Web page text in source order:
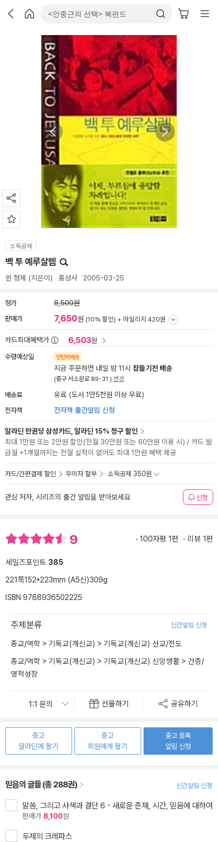
소득공제
백 투 예루살렘
윈 형제 (지은이) 홍성사 2005-03-25
정가 8,500원
판매가 7,650원 (10% 할인) + 마일리지 420원
카드최대혜택가 6,503원
수령예상일 양탄자배송
지금 주문하면 내일 밤 11시 잠들기전 배송
(중구 서소문로 89-31 ) 변경
배송료 유료 (도서 1만5천원 이상 무료)
전자책 전자책 출간알림 신청
알라딘 만권당 삼성카드, 알라딘 15% 청구 할인
최대 1만원 또는 2만원 할인(전월 30만원 또는 60만원 이용 시) / 카드 발
급월 +1개월까지는 전월 실적이 없어도 최대 1만원 혜택 제공
카드/간편결제 할인 무이자 할부 소득공제 350원
관심 저자, 시리즈의 출간 알림을 받아보세요 신청
9 100자평 1편 리뷰 1편
세일즈포인트 385
221쪽152*223mm (A5신)309g
ISBN 9788936502225
주제분류 신간알림 신청
종교/역학 > 기독교(개신교) > 기독교(개신교) 선교/전도
종교/역학 > 기독교(개신교) > 기독교(개신교) 신앙생활 > 간증/
영적성장
선물하기 공유하기
중고
알라딘에 팔기
중고
회원에게 팔기
중고 등록
알림 신청
믿음의 글들 (총 288권) 신간알림 신청
말씀, 그리고 사색과 결단 6 - 새로운 존재, 시간, 믿음에 대하여
판매가 8,100원
두제의 크레파스